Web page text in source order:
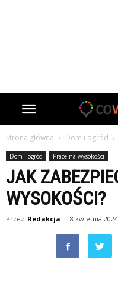
Strona główna Dom i ogród
Dom i ogród Prace na wysokości
JAK
WYSOKOŚCI?
Przez Redakcja - 8 kwietnia 2024